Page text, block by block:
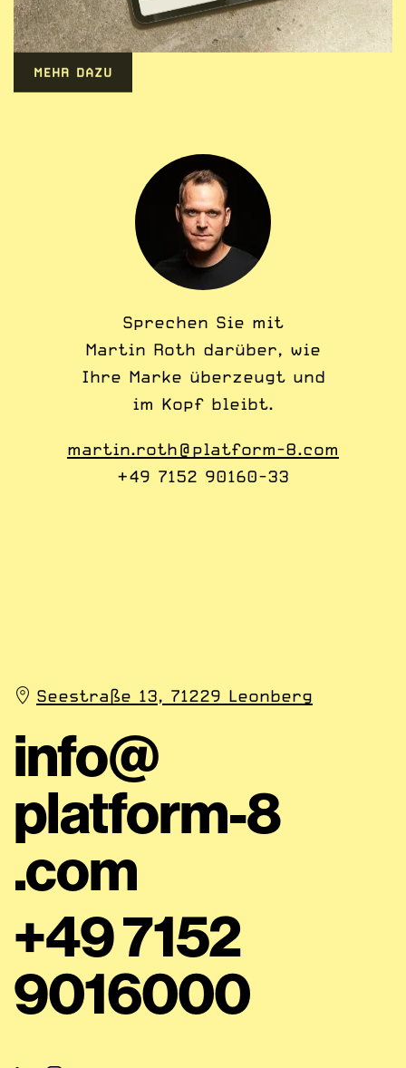
MEHR DAZU
Sprechen Sie mit
Martin Roth darüber, wie
Ihre Marke überzeugt und
im Kopf bleibt.
martin.roth@platform-8.com
+49 7152 90160-33
Seestraße 13, 71229 Leonberg
info@
platform-8
.com
+49 7152
9016000